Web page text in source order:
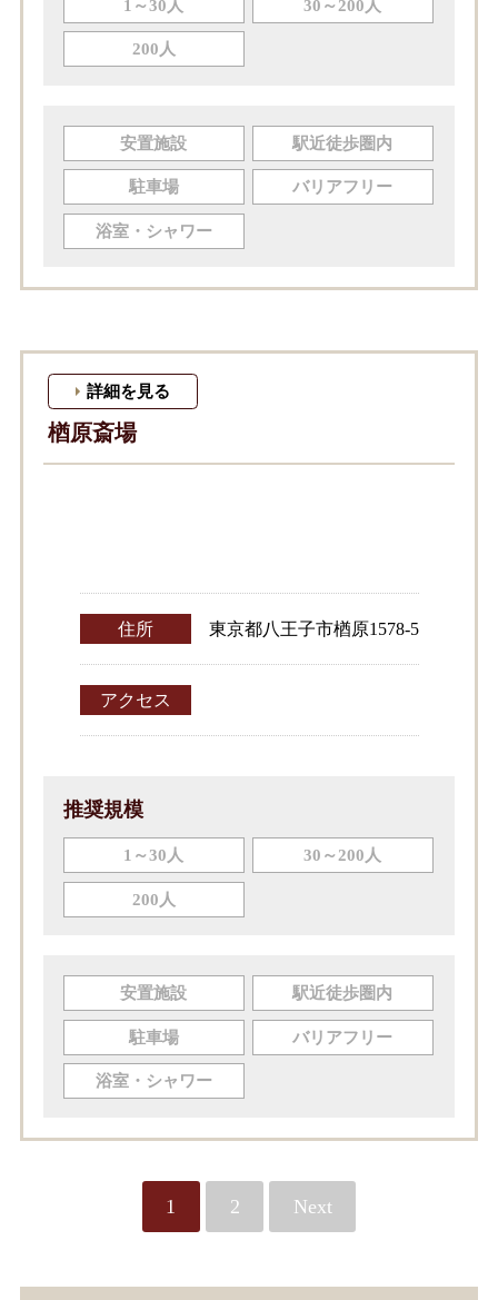
1～30人 30～200人
200人
安置施設 駅近徒歩圏内
駐車場 バリアフリー
浴室・シャワー
楢原斎場
詳細を見る
住所 東京都八王子市楢原1578-5
アクセス
推奨規模
1～30人 30～200人
200人
安置施設 駅近徒歩圏内
駐車場 バリアフリー
浴室・シャワー
1 2 Next